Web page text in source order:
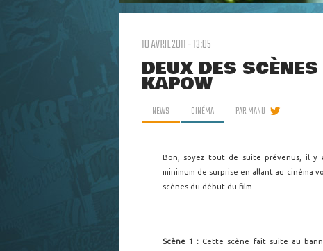
10 AVRIL 2011 - 13:05
DEUX DES
KAPOW
NEWS CINÉMA PARMANU
Bon, soyez tout de suite prévenus, il y
minimum de surprise en allant au cinéma
scènes du début du film.
Scène 1 : Cette scène fait suite au